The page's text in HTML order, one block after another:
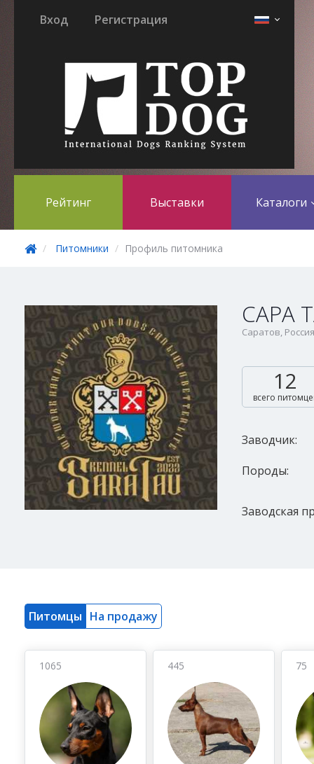
Вход Регистрация
Рейтинг Выставки Каталоги
Питомники Профиль питомника
САРА
Саратов,
12
всего
Заводчик:
Породы:
Заводская
Питомцы На продажу
1065 445 75